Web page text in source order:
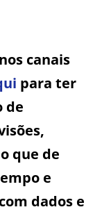
canais
para ter
de
que de
e
dados e